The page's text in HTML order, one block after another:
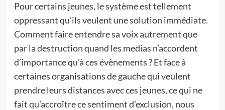
Pour certains jeunes, le système est tellement
oppressant qu’ils veulent une solution immédiate.
Comment faire entendre sa voix autrement que
par la destruction quand les medias n’accordent
d’importance qu’à ces évènements ? Et face à
certaines organisations de gauche qui veulent
prendre leurs distances avec ces jeunes, ce qui ne
fait qu’accroître ce sentiment d’exclusion, nous